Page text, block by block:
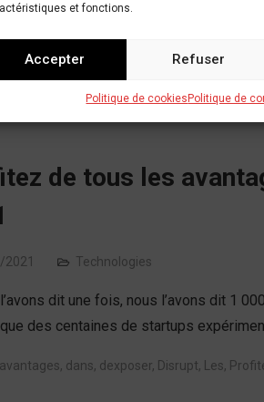
et fonctions.
Accepter Refuser
Politique de cookiesPolitique de
acheter un Startup Alley…
Alley ,Exposez
de tous les
Technologies
dit une fois, nous l’avons dit 1
que des centaines de startups
avantages, dans, dexposer, Disrupt, Les,